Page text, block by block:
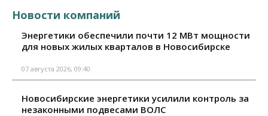
Новости компаний
Энергетики обеспечили почти 12 МВт мощности
для новых жилых кварталов в Новосибирске
07 августа 2026, 09:40
Новосибирские энергетики усилили контроль за
незаконными подвесами ВОЛС